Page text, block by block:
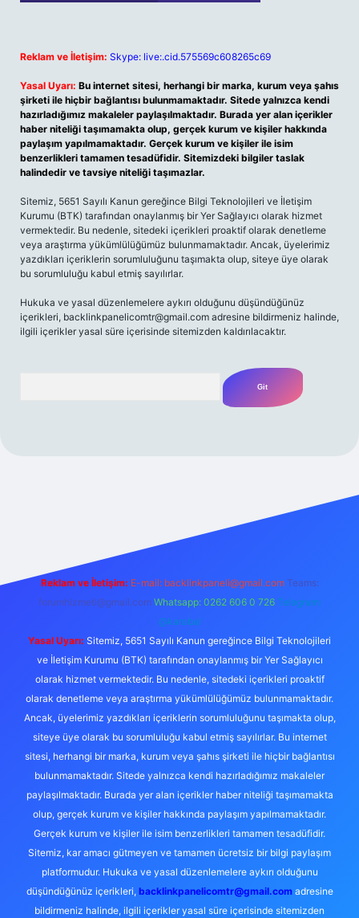
Reklam ve İletişim: Skype: live:.cid.575569c608265c69
Yasal Uyarı: Bu internet sitesi, herhangi bir marka, kurum veya şahıs
şirketi ile hiçbir bağlantısı bulunmamaktadır. Sitede yalnızca kendi
hazırladığımız makaleler paylaşılmaktadır. Burada yer alan içerikler
haber niteliği taşımamakta olup, gerçek kurum ve kişiler hakkında
paylaşım yapılmamaktadır. Gerçek kurum ve kişiler ile isim
benzerlikleri tamamen tesadüfidir. Sitemizdeki bilgiler taslak
halindedir ve tavsiye niteliği taşımazlar.
Sitemiz, 5651 Sayılı Kanun gereğince Bilgi Teknolojileri ve İletişim
Kurumu (BTK) tarafından onaylanmış bir Yer Sağlayıcı olarak hizmet
vermektedir. Bu nedenle, sitedeki içerikleri proaktif olarak denetleme
veya araştırma yükümlülüğümüz bulunmamaktadır. Ancak, üyelerimiz
yazdıkları içeriklerin sorumluluğunu taşımakta olup, siteye üye olarak
bu sorumluluğu kabul etmiş sayılırlar.
Hukuka ve yasal düzenlemelere aykırı olduğunu düşündüğünüz
içerikleri, backlinkpanelicomtr@gmail.com adresine bildirmeniz halinde,
ilgili içerikler yasal süre içerisinde sitemizden kaldırılacaktır.
Reklam ve İletişim: E-mail: backlinkpaneli@gmail.com Teams:
forumhizmeti@gmail.com Whatsapp: 0262 606 0 726 Telegram:
@karabul
Yasal Uyarı: Sitemiz, 5651 Sayılı Kanun gereğince Bilgi Teknolojileri
ve İletişim Kurumu (BTK) tarafından onaylanmış bir Yer Sağlayıcı
olarak hizmet vermektedir. Bu nedenle, sitedeki içerikleri proaktif
olarak denetleme veya araştırma yükümlülüğümüz bulunmamaktadır.
Ancak, üyelerimiz yazdıkları içeriklerin sorumluluğunu taşımakta olup,
siteye üye olarak bu sorumluluğu kabul etmiş sayılırlar. Bu internet
sitesi, herhangi bir marka, kurum veya şahıs şirketi ile hiçbir bağlantısı
bulunmamaktadır. Sitede yalnızca kendi hazırladığımız makaleler
paylaşılmaktadır. Burada yer alan içerikler haber niteliği taşımamakta
olup, gerçek kurum ve kişiler hakkında paylaşım yapılmamaktadır.
Gerçek kurum ve kişiler ile isim benzerlikleri tamamen tesadüfidir.
Sitemiz, kar amacı gütmeyen ve tamamen ücretsiz bir bilgi paylaşım
platformudur. Hukuka ve yasal düzenlemelere aykırı olduğunu
düşündüğünüz içerikleri, backlinkpanelicomtr@gmail.comadresine
bildirmeniz halinde, ilgili içerikler yasal süre içerisinde sitemizden